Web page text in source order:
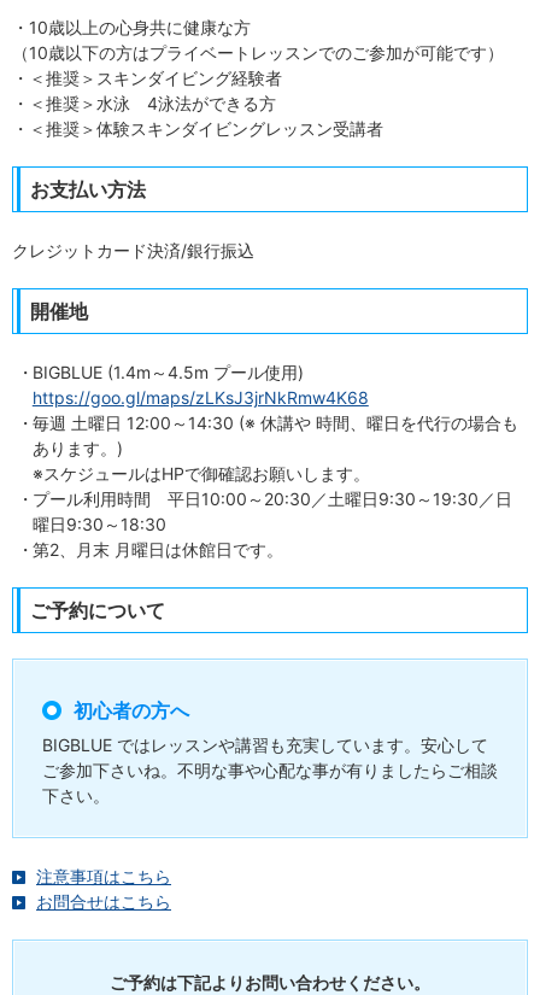
・10歳以上の心身共に健康な方
（10歳以下の方はプライベートレッスンでのご参加が可能です）
・＜推奨＞スキンダイビング経験者
・＜推奨＞水泳 4泳法ができる方
・＜推奨＞体験スキンダイビングレッスン受講者
お支払い方法
クレジットカード決済/銀行振込
開催地
BIGBLUE (1.4m～4.5m プール使用)
https://goo.gl/maps/zLKsJ3jrNkRmw4K68
毎週 土曜日 12:00～14:30 (※ 休講や 時間、曜日を代行の場合も
あります。)
※スケジュールはHPで御確認お願いします。
プール利用時間 平日10:00～20:30／土曜日9:30～19:30／日
曜日9:30～18:30
第2、月末 月曜日は休館日です。
ご予約について
初心者の方へ
BIGBLUE ではレッスンや講習も充実しています。安心して
ご参加下さいね。不明な事や心配な事が有りましたらご相談
下さい。
注意事項はこちら
お問合せはこちら
ご予約は下記よりお問い合わせください。